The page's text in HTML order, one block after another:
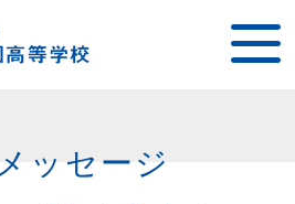
ッセージ